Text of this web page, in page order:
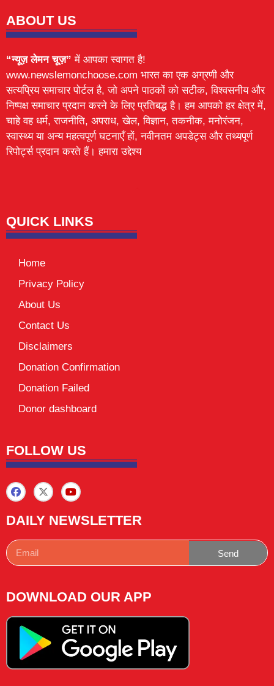
ABOUT US
“न्यूज़ लेमन चूज़” में आपका स्वागत है!
www.newslemonchoose.com भारत का एक अग्रणी और
सत्यप्रिय समाचार पोर्टल है, जो अपने पाठकों को सटीक, विश्वसनीय और
निष्पक्ष समाचार प्रदान करने के लिए प्रतिबद्ध है। हम आपको हर क्षेत्र में,
चाहे वह धर्म, राजनीति, अपराध, खेल, विज्ञान, तकनीक, मनोरंजन,
स्वास्थ्य या अन्य महत्वपूर्ण घटनाएँ हों, नवीनतम अपडेट्स और तथ्यपूर्ण
रिपोर्ट्स प्रदान करते हैं। हमारा उद्देश्य
QUICK LINKS
Home
Privacy Policy
About Us
Contact Us
Disclaimers
Donation Confirmation
Donation Failed
Donor dashboard
FOLLOW US
DAILY NEWSLETTER
Send
DOWNLOAD OUR APP